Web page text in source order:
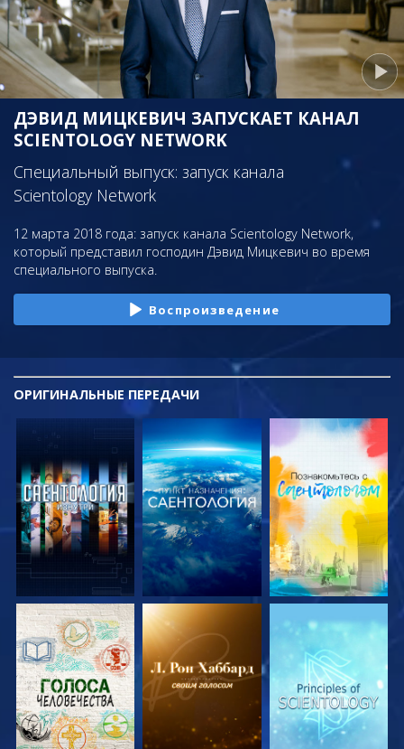
ДЭВИД МИЦКЕВИЧ ЗАПУСКАЕТ КАНАЛ
SCIENTOLOGY NETWORK
Специальный выпуск: запуск канала
Scientology Network
12 марта 2018 года: запуск канала Scientology Network,
который представил господин Дэвид Мицкевич во время
специального выпуска.
Воспроизведение
ОРИГИНАЛЬНЫЕПЕРЕДАЧИ
СМОТРЕТЬ
ПЕРЕДАЧИ
СМОТРЕТЬ
ПЕРЕДАЧИ
СМОТРЕТЬ
ПЕРЕДАЧИ